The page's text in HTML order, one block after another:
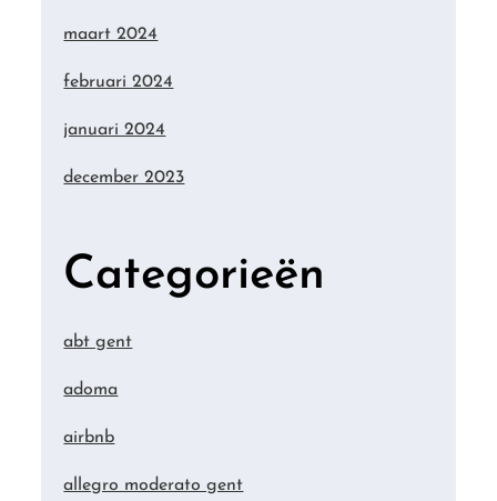
maart 2024
februari 2024
januari 2024
december 2023
Categorieën
abt gent
adoma
airbnb
allegro moderato gent